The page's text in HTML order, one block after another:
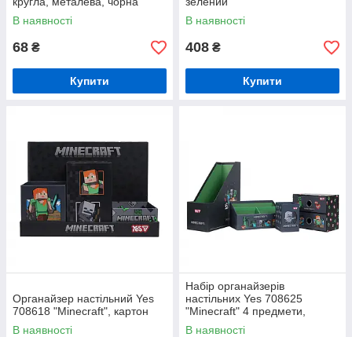
В наявності
68 ₴
Купити
В наявності
408 ₴
Купити
Органайзер настільний Yes
708618 "Minecraft", картон
В наявності
Набір органайзерів
настільних Yes 708625
"Minecraft" 4 предмети,
картон
В наявності